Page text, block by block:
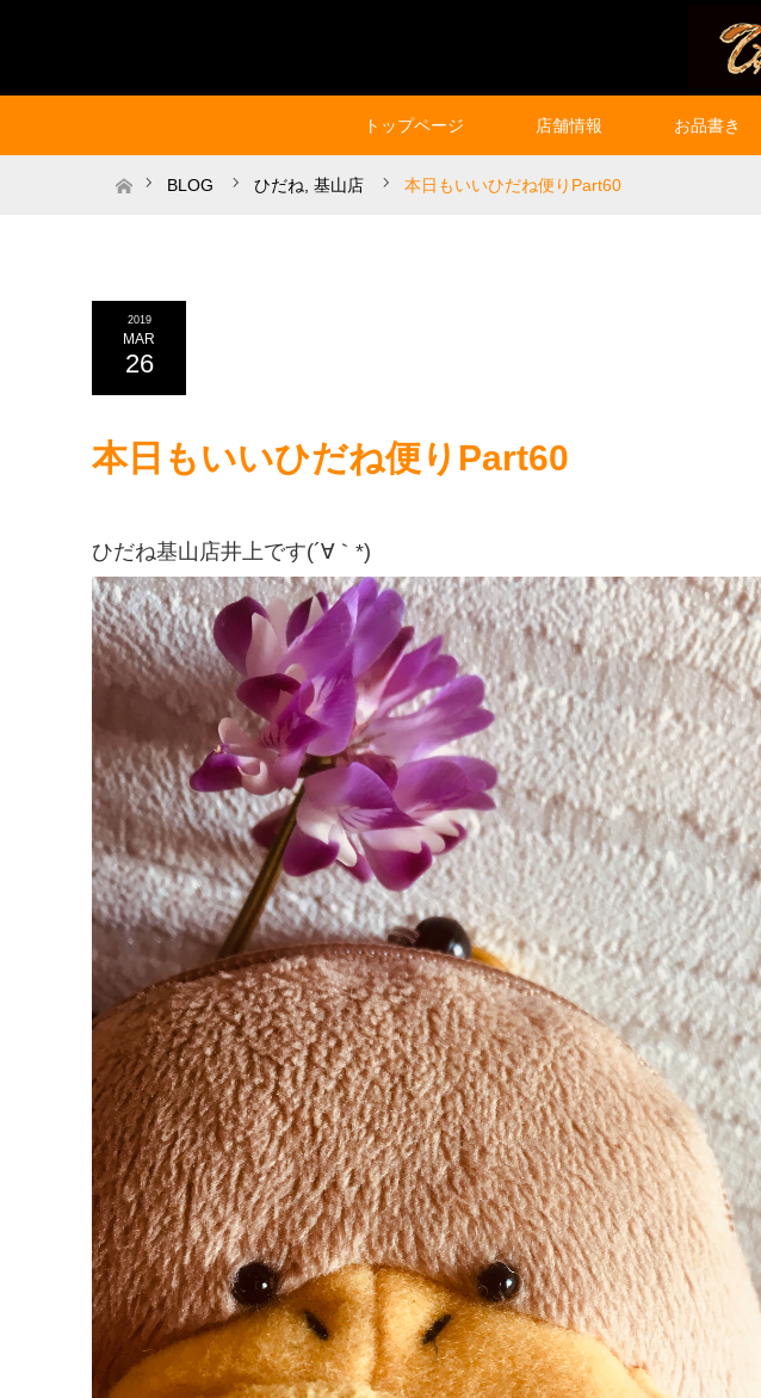
トップページ 店舗情報 お品書き
ホームBLOG ひだね 基山店 本日もいいひだね便りPart60
2019
MAR
26
本日もいいひだね便りPart60
ひだね基山店井上です(´∀｀*)